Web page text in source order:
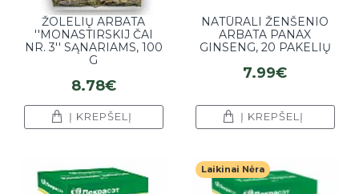
ŽOLELIŲ ARBATA
''MONASTIRSKIJ ČAI
NR. 3'' SĄNARIAMS, 100
G
8.78€
Į KREPŠELĮ
NATŪRALI ŽENŠENIO
ARBATA PANAX
GINSENG, 20 PAKELIŲ
7.99€
Į KREPŠELĮ
Laikinai Nėra